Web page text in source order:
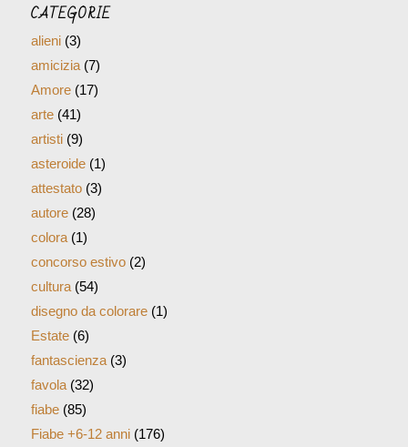
CATEGORIE
alieni(3)
amicizia(7)
Amore(17)
arte(41)
artisti(9)
asteroide(1)
attestato(3)
autore(28)
colora(1)
concorso estivo(2)
cultura(54)
disegno da colorare(1)
Estate(6)
fantascienza(3)
favola(32)
fiabe(85)
Fiabe +6-12 anni(176)